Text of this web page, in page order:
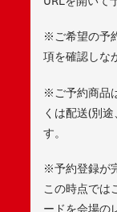
※ご希望の予
項を確認しな
※ご予約商品
くは配送(別
す。
※予約登録が
この時点では